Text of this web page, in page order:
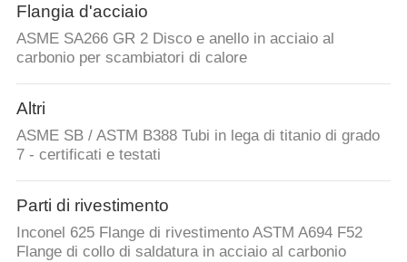
Flangia d'acciaio
ASME SA266 GR 2 Disco e anello in acciaio al
carbonio per scambiatori di calore
Altri
ASME SB / ASTM B388 Tubi in lega di titanio di grado
7 - certificati e testati
Parti di rivestimento
Inconel 625 Flange di rivestimento ASTM A694 F52
Flange di collo di saldatura in acciaio al carbonio